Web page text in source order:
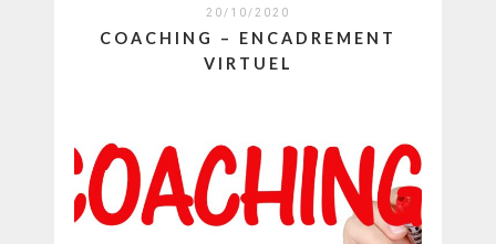
20/10/2020
COACHING – ENCADREMENT
VIRTUEL